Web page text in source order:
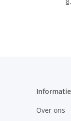
Informatie
Over ons